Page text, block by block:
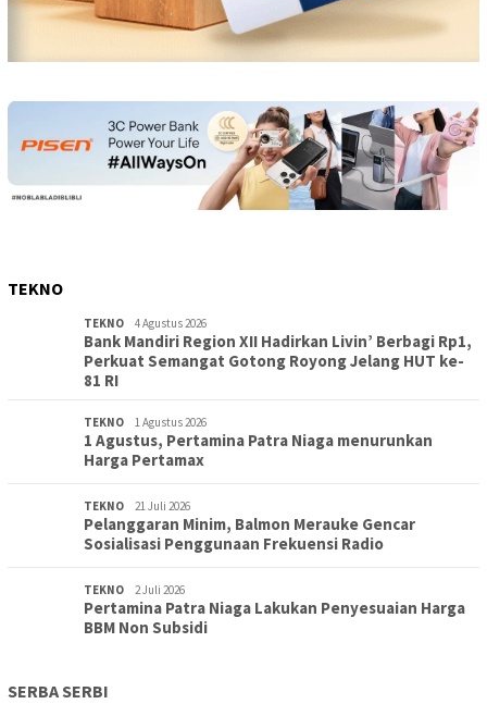
TEKNO
TEKNO 4 Agustus 2026
Bank Mandiri Region XII Hadirkan Livin’ Berbagi Rp1,
Perkuat Semangat Gotong Royong Jelang HUT ke-
81 RI
TEKNO 1 Agustus 2026
1 Agustus, Pertamina Patra Niaga menurunkan
Harga Pertamax
TEKNO 21 Juli 2026
Pelanggaran Minim, Balmon Merauke Gencar
Sosialisasi Penggunaan Frekuensi Radio
TEKNO 2 Juli 2026
Pertamina Patra Niaga Lakukan Penyesuaian Harga
BBM Non Subsidi
SERBA SERBI